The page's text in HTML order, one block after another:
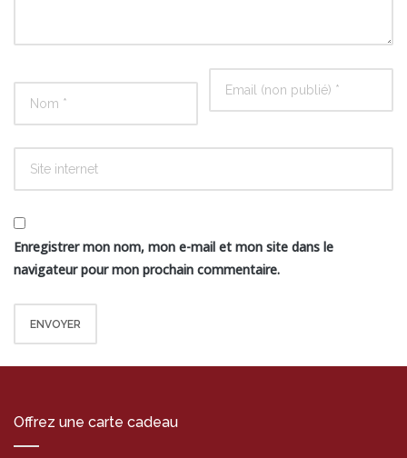
Enregistrer mon nom, mon e-mail et mon site dans le
navigateur pour mon prochain commentaire.
Offrez une carte cadeau